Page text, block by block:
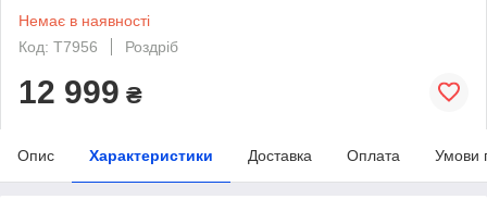
Немає в наявності
Код: T7956
Роздріб
12 999 ₴
Опис Характеристики Доставка Оплата Умови